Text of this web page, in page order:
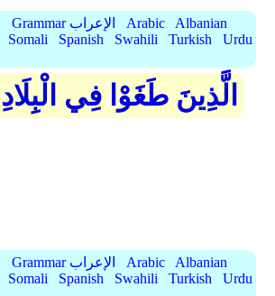
Grammar الإعراب Arabic
Albanian
Somali Spanish Swahili Turkish
Urdu
الَّذِينَ طَغَوْا فِي الْبِلَادِ
Grammar الإعراب Arabic
Albanian
Somali Spanish Swahili Turkish
Urdu